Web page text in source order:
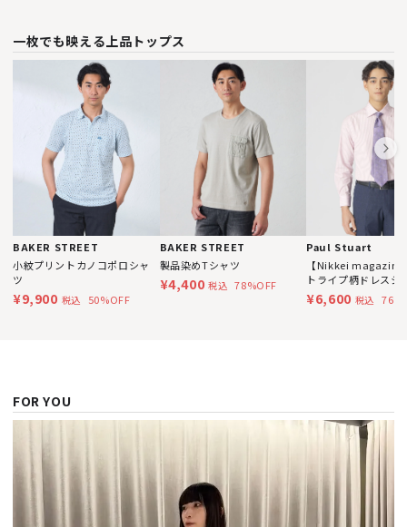
一枚でも映える上品トップス
BAKER STREET
小紋プリントカノコポロシャ
ツ
¥9,900 税込 50%OFF
BAKER STREET
製品染めTシャツ
¥4,400 税込 78%OFF
Paul Stuart
【Nikkei magazine
トライプ柄ドレスシ
¥6,600 税込
FOR YOU